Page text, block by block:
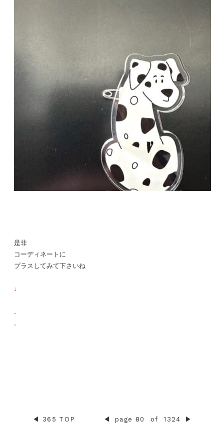
是非
コーディネートに
プラスしてみて下さいね
♩
.
.
◀︎ 365 TOP ◀︎ page 80 of 1324 ▶︎